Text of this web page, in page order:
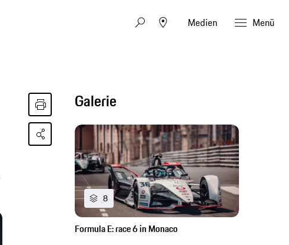
Medien Menü
Galerie
8
Formula E: race 6 in Monaco